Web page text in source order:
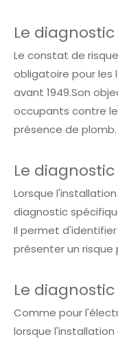
Le
Le constat de
obligatoire pour
avant 1949.Son
occupants contre
présence de plomb.
Le
Lorsque
diagnostic
Il permet
présenter un risque
Le
Comme pour
lorsque